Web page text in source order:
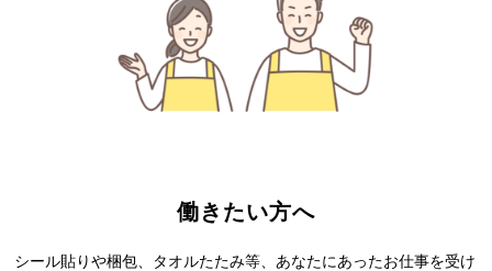
働きたい方へ
シール貼りや梱包、タオルたたみ等、あなたにあったお仕事を受け